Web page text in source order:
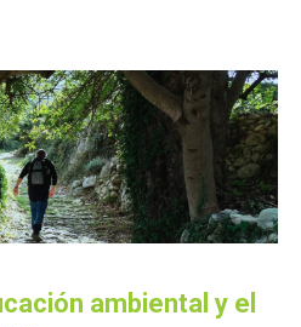
ambiental y el